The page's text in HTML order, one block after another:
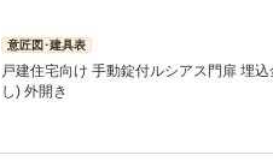
意匠図･建具表
戸建住宅向け 手動錠付ルシアス門扉 埋
し) 外開き